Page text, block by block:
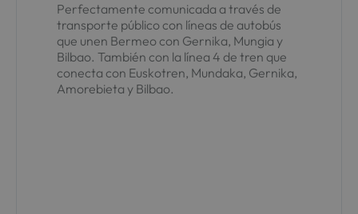
Perfectamente comunicada a través de
transporte público con líneas de autobús
que unen Bermeo con Gernika, Mungia y
Bilbao. También con la línea 4 de tren que
conecta con Euskotren, Mundaka, Gernika,
Amorebieta y Bilbao.